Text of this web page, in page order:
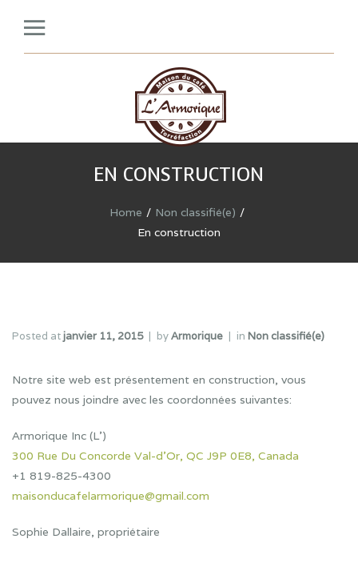
EN CONSTRUCTION
Home
Non classifié(e)
En construction
Posted atjanvier 11, 2015 byArmorique in Non classifié(e)
Notre site web est présentement en construction, vous
pouvez nous joindre avec les coordonnées suivantes:
Armorique Inc (L’)
300 Rue Du Concorde Val-d’Or, QC J9P 0E8, Canada
+1 819-825-4300
maisonducafelarmorique@gmail.com
Sophie Dallaire, propriétaire